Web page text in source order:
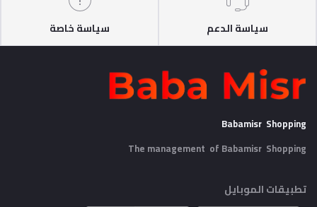
سياسة الدعم سياسة خاصة
Babamisr Shopping
The management of Babamisr Shopping
تطبيقات الموبايل